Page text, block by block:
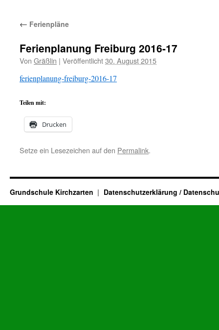
← Ferienpläne
Ferienplanung Freiburg 2016-17
Von Gräßlin | Veröffentlicht30. August 2015
ferienplanung-freiburg-2016-17
Teilen mit:
Drucken
Setze ein Lesezeichen auf den Permalink.
Grundschule Kirchzarten Datenschutzerklärung /